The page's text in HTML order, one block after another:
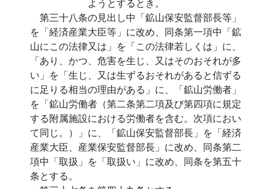
第三十八条の見出し中「鉱山保安監督部長等」
を「経済産業大臣等」に改め、同条第一項中「鉱
山にこの法律又は」を「この法律若しくは」に、
「あり、かつ、危害を生じ、又はそのおそれが多
い」を「生じ、又は生ずるおそれがあると信ずる
に足りる相当の理由がある」に、「鉱山労働者」
を「鉱山労働者（第二条第二項及び第四項に規定
する附属施設における労働者を含む。次項におい
て同じ。）」に、「鉱山保安監督部長」を「経済
産業大臣、産業保安監督部長」に改め、同条第二
項中「取扱」を「取扱い」に改め、同条を第五十
条とする。